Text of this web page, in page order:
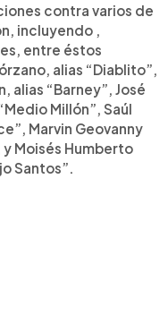
contra varios de
incluyendo ,
entre éstos
alias “Diablito”,
alias “Barney”, José
Millón”, Saúl
Marvin Geovanny
y Moisés Humberto
Santos”.